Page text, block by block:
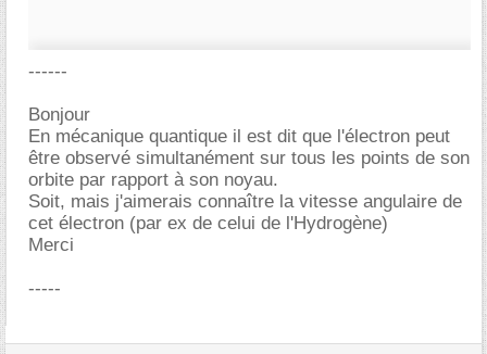
------
Bonjour
En mécanique quantique il est dit que l'électron peut
être observé simultanément sur tous les points de son
orbite par rapport à son noyau.
Soit, mais j'aimerais connaître la vitesse angulaire de
cet électron (par ex de celui de l'Hydrogène)
Merci
-----